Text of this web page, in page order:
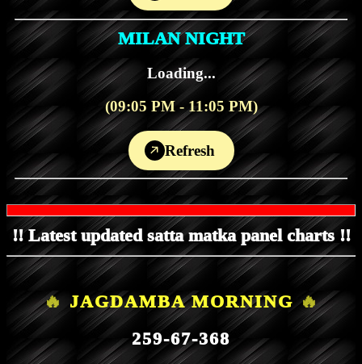
MILAN NIGHT
Loading...
(09:05 PM - 11:05 PM)
Refresh
!! Latest updated satta matka panel charts !!
🔥 JAGDAMBA MORNING 🔥
259-67-368